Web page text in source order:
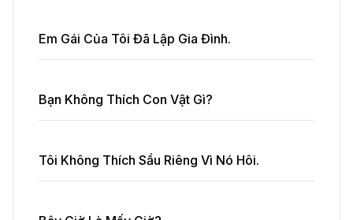
Em Gái Của Tôi Đã Lập Gia Đình.
Bạn Không Thích Con Vật Gì?
Tôi Không Thích Sầu Riêng Vì Nó Hôi.